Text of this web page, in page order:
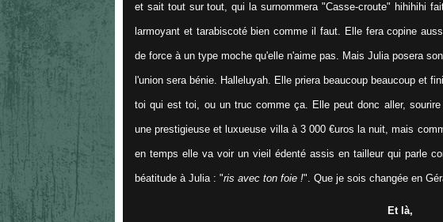
et sait tout sur tout, qui la surnommera "Casse-croute" hihihihi
larmoyant et tarabiscoté bien comme il faut. Elle fera copine
de force à un type moche qu'elle n'aime pas. Mais Julia posera
l'union sera bénie. Halleluyah. Elle priera beaucoup beaucoup et
toi qui est toi, ou un truc comme ça. Elle peut donc aller,
une prestigieuse et luxueuse villa à 3 000 €uros la nuit, mais
en temps elle va voir un vieil édenté assis en tailleur qui parle
béatitude à Julia : "ris avec ton foie !". Que je sois changée en
Et là,